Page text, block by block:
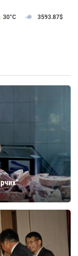
30°C 3593.87$